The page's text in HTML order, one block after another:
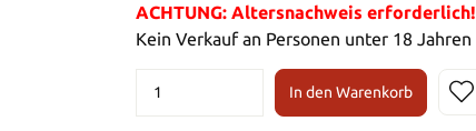
ACHTUNG: Altersnachweis erforderlich!
Kein Verkauf an Personen unter 18 Jahren
In den Warenkorb